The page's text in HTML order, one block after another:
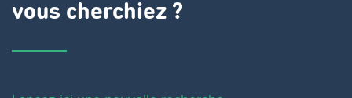
vous cherchiez ?